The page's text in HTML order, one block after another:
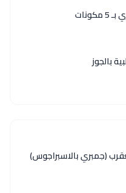
بالجوز
(جمبري بالاسبراجوس)